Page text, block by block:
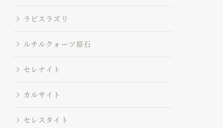
ラピスラズリ
ルチルクォーツ原石
セレナイト
カルサイト
セレスタイト